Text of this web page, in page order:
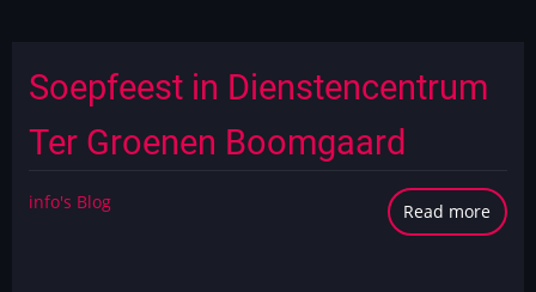
Soepfeest in Dienstencentrum
Ter Groenen Boomgaard
Read more
info's Blog